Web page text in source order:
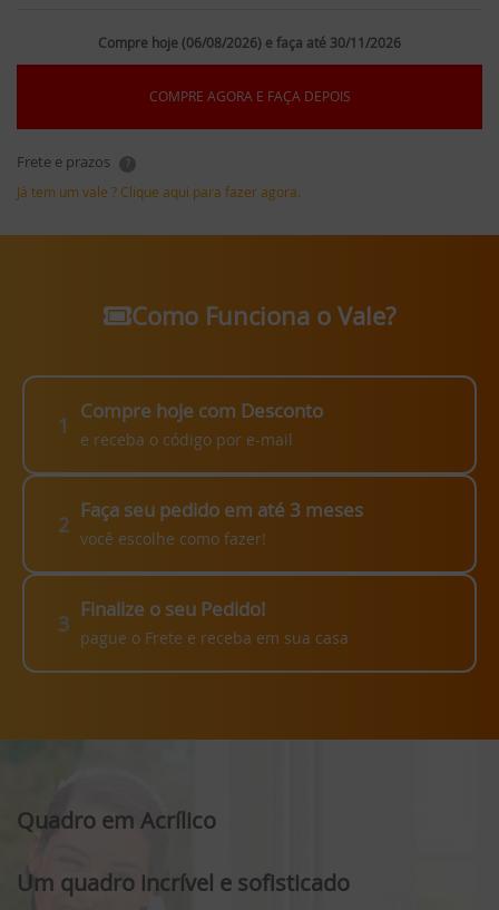
Compre hoje (06/08/2026) e faça até 30/11/2026
COMPRE AGORA E FAÇA DEPOIS
Frete e prazos ?
Já tem um vale ? Clique aqui para fazer agora.
Como Funciona o Vale?
1
Compre hoje com Desconto
e receba o código por e-mail
2
Faça seu pedido em até 3 meses
você escolhe como fazer!
3
Finalize o seu Pedido!
pague o Frete e receba em sua casa
Quadro em Acrílico
Um quadro incrível e sofisticado